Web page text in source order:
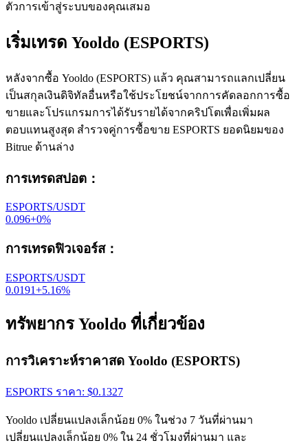
ตัวการเข้าสู่ระบบของคุณเสมอ
เริ่มเทรด Yooldo (ESPORTS)
หลังจากซื้อ Yooldo (ESPORTS) แล้ว คุณสามารถแลกเปลี่ยน
เป็นสกุลเงินดิจิทัลอื่นหรือใช้ประโยชน์จากการคัดลอกการซื้อ
ขายและโปรแกรมการได้รับรายได้จากคริปโตเพื่อเพิ่มผล
ตอบแทนสูงสุด สำรวจคู่การซื้อขาย ESPORTS ยอดนิยมของ
Bitrue ด้านล่าง
การเทรดสปอต ：
ESPORTS/USDT
0.096+0%
การเทรดฟิวเจอร์ส：
ESPORTS/USDT
0.0191+5.16%
ทรัพยากร Yooldo ที่เกี่ยวข้อง
การวิเคราะห์ราคาสด Yooldo (ESPORTS)
ESPORTS ราคา: $0.1327
Yooldo เปลี่ยนแปลงเล็กน้อย 0% ในช่วง 7 วันที่ผ่านมา
เปลี่ยนแปลงเล็กน้อย 0% ใน 24 ชั่วโมงที่ผ่านมา และ